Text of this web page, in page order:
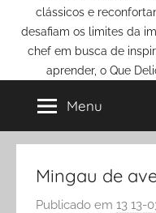
clássicos e
desafiam os limites da
chef em busca de
aprender, o Que
Menu
Mingau de
Publicado em 13 13-